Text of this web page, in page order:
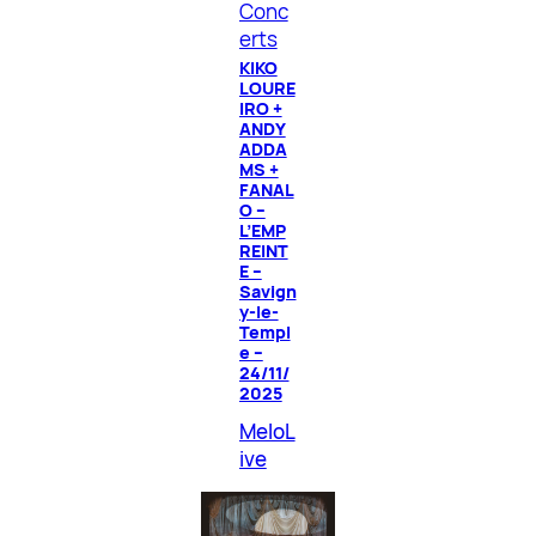
Conc
erts
KIKO
LOURE
IRO +
ANDY
ADDA
MS +
FANAL
O –
L’EMP
REINT
E –
Savign
y-le-
Templ
e –
24/11/
2025
MeloL
ive